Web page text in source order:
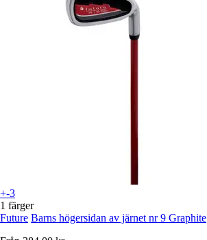
+-3
1 färger
Future Barns högersidan av järnet nr 9 Graphite